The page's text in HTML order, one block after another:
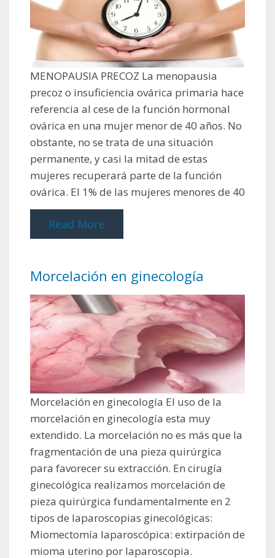
MENOPAUSIA PRECOZ La menopausia
precoz o insuficiencia ovárica primaria hace
referencia al cese de la función hormonal
ovárica en una mujer menor de 40 años. No
obstante, no se trata de una situación
permanente, y casi la mitad de estas
mujeres recuperará parte de la función
ovárica. El 1% de las mujeres menores de 40
Read More
Morcelación en ginecología
Morcelación en ginecología El uso de la
morcelación en ginecología esta muy
extendido. La morcelación no es más que la
fragmentación de una pieza quirúrgica
para favorecer su extracción. En cirugía
ginecológica realizamos morcelación de
pieza quirúrgica fundamentalmente en 2
tipos de laparoscopias ginecológicas:
Miomectomía laparoscópica: extirpación de
mioma uterino por laparoscopia.